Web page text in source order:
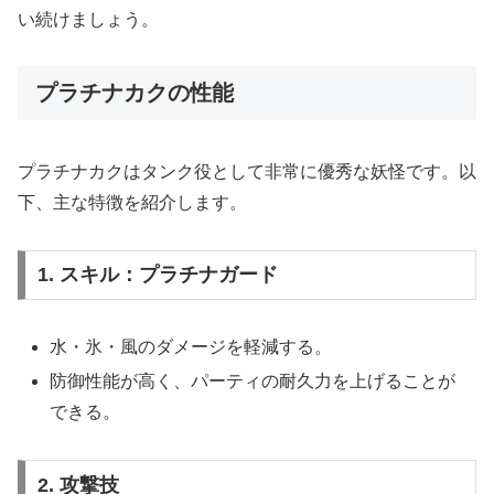
い続けましょう。
プラチナカクの性能
プラチナカクはタンク役として非常に優秀な妖怪です。以
下、主な特徴を紹介します。
1. スキル：プラチナガード
水・氷・風のダメージを軽減する。
防御性能が高く、パーティの耐久力を上げることが
できる。
2. 攻撃技